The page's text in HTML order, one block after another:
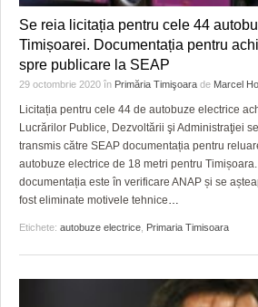
Se reia licitația pentru cele 44
Timișoarei. Documentația pentru
spre publicare la SEAP
29 octombrie 2020 în Primăria Timişoara de Marcel
Licitația pentru cele 44 de autobuze electrice
Lucrărilor Publice, Dezvoltării şi Administraţiei
transmis către SEAP documentația pentru
autobuze electrice de 18 metri pentru
documentația este în verificare ANAP și se
fost eliminate motivele tehnice…
Etichete: autobuze electrice Primaria Timisoara